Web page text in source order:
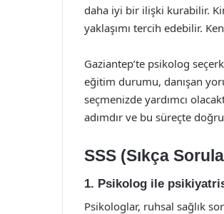
daha iyi bir ilişki kurabilir.
yaklaşımı tercih edebilir.
Gaziantep’te psikolog
eğitim durumu, danışan
seçmenizde yardımcı
adımdır ve bu süreçte
SSS (Sıkça
1. Psikolog ile
Psikologlar, ruhsal sağlık